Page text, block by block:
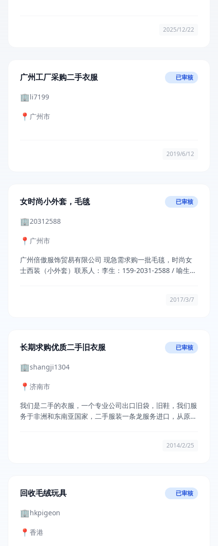
2025/12/22
广州工厂采购二手衣服 已审核
🏢li7199
📍 广州市
2019/6/12
女时尚小外套，毛毯 已审核
🏢20312588
📍 广州市
广州倍傲服饰贸易有限公司 现急需求购一批毛毯，时尚女
士西装（小外套）联系人：李生：159-2031-2588 / 喻生；
2017/3/7
长期求购优质二手旧衣服 已审核
🏢shangji1304
📍 济南市
我们是二手的衣服，一个专业公司出口旧袋，旧鞋，我们服
务于非洲和东南亚国家，二手服装一条龙服务进口，从原材
2014/2/25
回收毛绒玩具 已审核
🏢hkpigeon
📍 香港